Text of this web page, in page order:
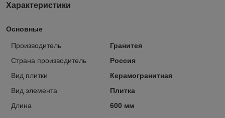
Характеристики
Основные
Производитель
Гранитея
Страна производитель
Россия
Вид плитки
Керамогранитная
Вид элемента
Плитка
Длина
600 мм